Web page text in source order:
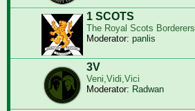
1 SCOTS
The Royal Scots Borderers
Moderator: panlis
3V
Veni,Vidi,Vici
Moderator: Radwan